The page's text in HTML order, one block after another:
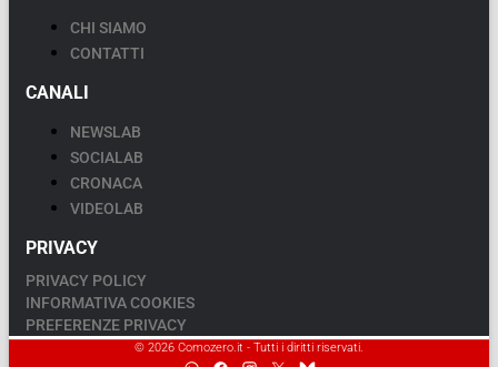
CHI SIAMO
CONTATTI
CANALI
NEWSLAB
SOCIALAB
CRONACA
VIDEOLAB
PRIVACY
PRIVACY POLICY
INFORMATIVA COOKIES
PREFERENZE PRIVACY
© 2026 Comozero.it - Tutti i diritti riservati.